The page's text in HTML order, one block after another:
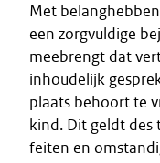
Met
een zorgvuldige
meebrengt dat
inhoudelijk
plaats behoort te
kind. Dit geldt des
feiten en